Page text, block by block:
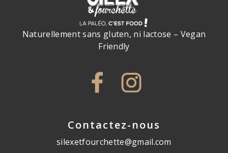
Naturellement sans gluten, ni lactose – Vegan
Friendly
Contactez-nous
silexetfourchette@gmail.com